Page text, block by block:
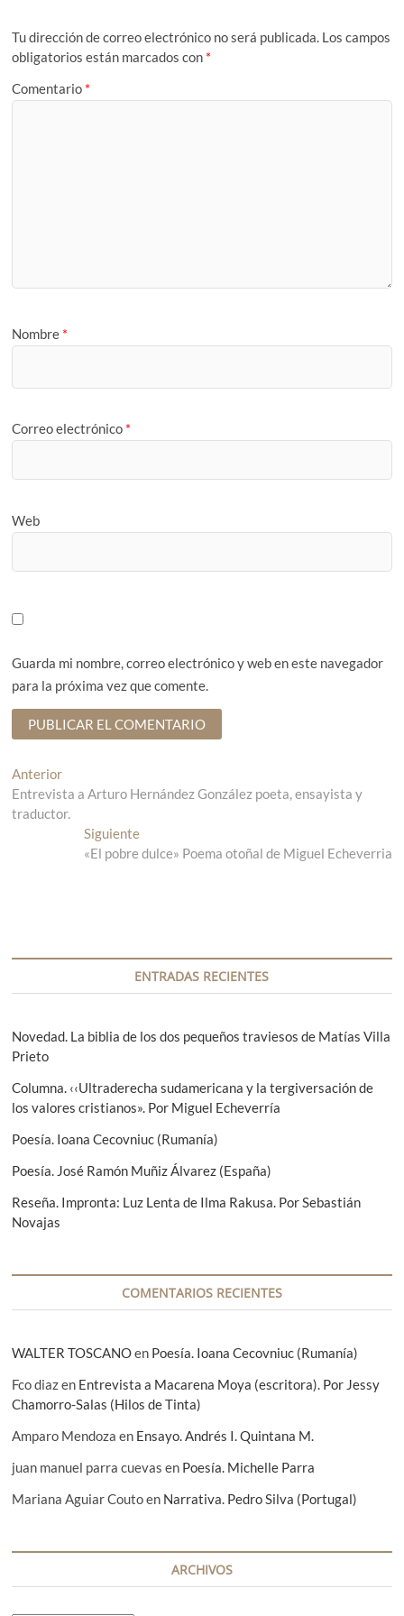
Tu dirección de correo electrónico no será publicada. Los campos
obligatorios están marcados con *
Comentario *
Nombre *
Correo electrónico *
Web
Guarda mi nombre, correo electrónico y web en este navegador
para la próxima vez que comente.
N
a
c
n
d
e
n
t
r
d
Anterior
n
t
r
o
Entrevista a Arturo Hernández González poeta, ensayista y
traductor.
SiguienteE
n
s
i
u
n
t
e
«El pobre dulce» Poema otoñal de Miguel Echeverria
ENTRADAS RECIENTES
Novedad. La biblia de los dos pequeños traviesos de Matías Villa
Prieto
Columna. ‹‹Ultraderecha sudamericana y la tergiversación de
los valores cristianos». Por Miguel Echeverría
Poesía. Ioana Cecovniuc (Rumanía)
Poesía. José Ramón Muñiz Álvarez (España)
Reseña. Impronta: Luz Lenta de Ilma Rakusa. Por Sebastián
Novajas
COMENTARIOS RECIENTES
WALTER TOSCANOen Poesía. Ioana Cecovniuc (Rumanía)
Fco diazen Entrevista a Macarena Moya (escritora). Por Jessy
Chamorro-Salas (Hilos de Tinta)
Amparo Mendoza en Ensayo. Andrés I. Quintana M.
juan manuel parra cuevas en Poesía. Michelle Parra
Mariana Aguiar Coutoen Narrativa. Pedro Silva (Portugal)
ARCHIVOS